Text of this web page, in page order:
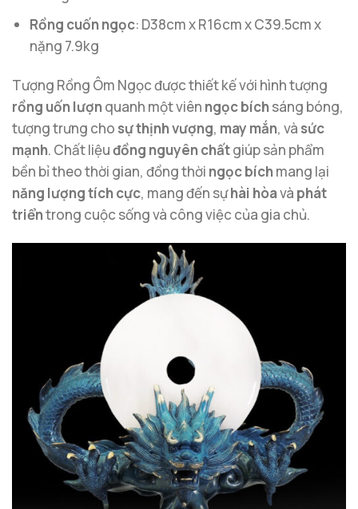
Rồng cuốn ngọc: D38cm x R16cm x C39.5cm x
nặng 7.9kg
Tượng Rồng Ôm Ngọc được thiết kế với hình tượng
rồng uốn lượnquanh một viên ngọc bíchsáng bóng,
tượng trưng cho sự thịnh vượng, may mắn, và sức
mạnh. Chất liệuđồng nguyên chấtgiúp sản phẩm
bền bỉ theo thời gian, đồng thời ngọc bíchmang lại
năng lượng tích cực, mang đến sựhài hòavà phát
triểntrong cuộc sống và công việc của gia chủ.